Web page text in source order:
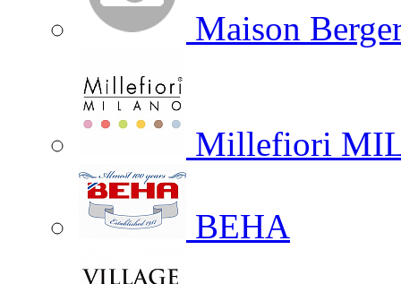
Maison
Millefiori
BEHA